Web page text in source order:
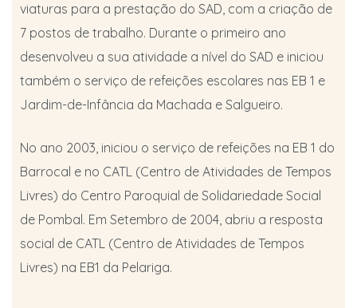
viaturas para a prestação do SAD, com a criação de
7 postos de trabalho. Durante o primeiro ano
desenvolveu a sua atividade a nível do SAD e iniciou
também o serviço de refeições escolares nas EB 1 e
Jardim-de-Infância da Machada e Salgueiro.
No ano 2003, iniciou o serviço de refeições na EB 1 do
Barrocal e no CATL (Centro de Atividades de Tempos
Livres) do Centro Paroquial de Solidariedade Social
de Pombal. Em Setembro de 2004, abriu a resposta
social de CATL (Centro de Atividades de Tempos
Livres) na EB1 da Pelariga.